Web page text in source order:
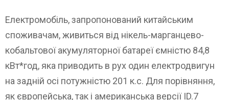
Електромобіль, запропонований китайським
споживачам, живиться від нікель-марганцево-
кобальтової акумуляторної батареї ємністю 84,8
кВт*год, яка приводить в рух один електродвигун
на задній осі потужністю 201 к.с. Для порівняння,
як європейська, так і американська версії ID.7